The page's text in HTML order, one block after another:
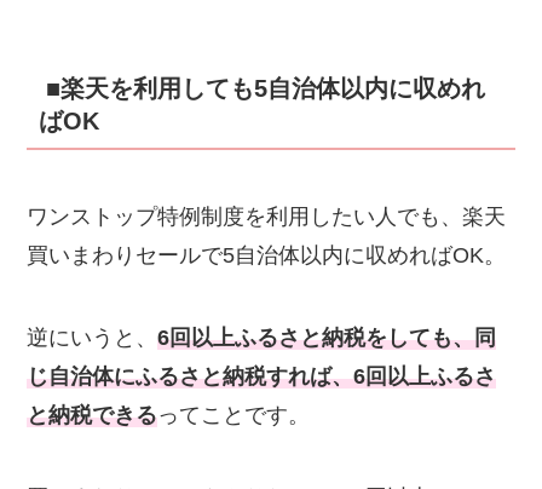
■楽天を利用しても5自治体以内に収めれ
ばOK
ワンストップ特例制度を利用したい人でも、楽天
買いまわりセールで5自治体以内に収めればOK。
逆にいうと、6回以上ふるさと納税をしても、同
じ自治体にふるさと納税すれば、6回以上ふるさ
と納税できるってことです。